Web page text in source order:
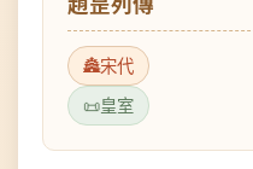
皇室
趙昺列傳